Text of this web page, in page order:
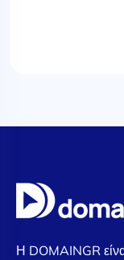
Η DOMAINGR